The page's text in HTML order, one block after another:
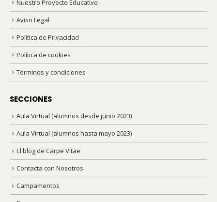
Aviso Legal
Política de Privacidad
Política de cookies
Términos y condiciones
Aula Virtual (alumnos hasta mayo 2023)
El blog de Carpe Vitae
Contacta con Nosotros
Campamentos
Buceo